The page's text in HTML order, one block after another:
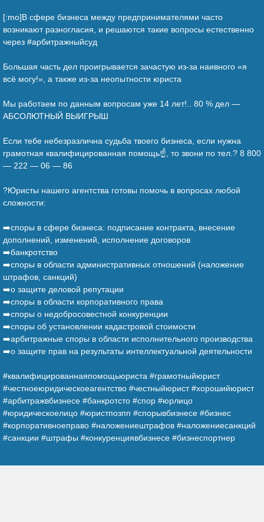
[:mo]В сфере бизнеса между предпринимателями часто
возникают разногласия, и решаются такие вопросы естественно
через #арбитражныйсуд
Большая часть дел проигрывается зачастую из-за наивного «я
всё могу!», а также из-за неопытности юриста
Мы работаем по данным вопросам уже 14 лет!.. 80 % дел —
АБСОЛЮТНЫЙ ВЫИГРЫШ
Если тебе небезразлична судьба твоего бизнеса, если нужна
грамотная квалифицированная помощь☝️, то звони по тел.? 8 800
— 222 — 06 — 86
?Юристы нашего агентства готовы помочь в вопросах любой
сложности:
➡️споры в сфере бизнеса: подписание контракта, внесение
дополнений, изменений, исполнение договоров
➡️банкротство
➡️споры в области административных отношений (наложение
штрафов, санкций)
➡️о защите деловой репутации
➡️споры в области корпоративного права
➡️споры о недобросовестной конкуренции
➡️споры об установлении кадастровой стоимости
➡️арбитражные споры в области исполнительного производства
➡️о защите прав на результаты интеллектуальной деятельности
#квалифицированнаяпомощьюриста #грамотныйюрист
#честноеюридическоеагентство #честныйюрист #хорошийюрист
#арбитражвбизнесе #банкротсто #спор #юрлицо
#юридическоелицо #юристпозпп #спорывбизнесе #бизнес
#корпоративноеправо #наложениештрафов #наложениесанкций
#санкции #штрафы #конкуренциявбизнесе #бизнеспортнер